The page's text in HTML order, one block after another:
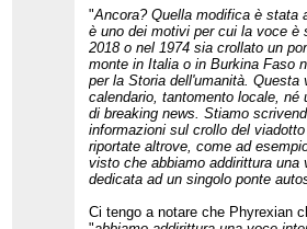
"Ancora? Quella modifica è stata
è uno dei motivi per cui la voce è
2018 o nel 1974 sia crollato un
monte in Italia o in Burkina Faso
per la Storia dell'umanità. Questa
calendario, tantomento locale, né
di breaking news. Stiamo
informazioni sul crollo del
riportate altrove, come ad
visto che abbiamo addirittura una
dedicata ad un singolo ponte
Ci tengo a notare che Phyrexian